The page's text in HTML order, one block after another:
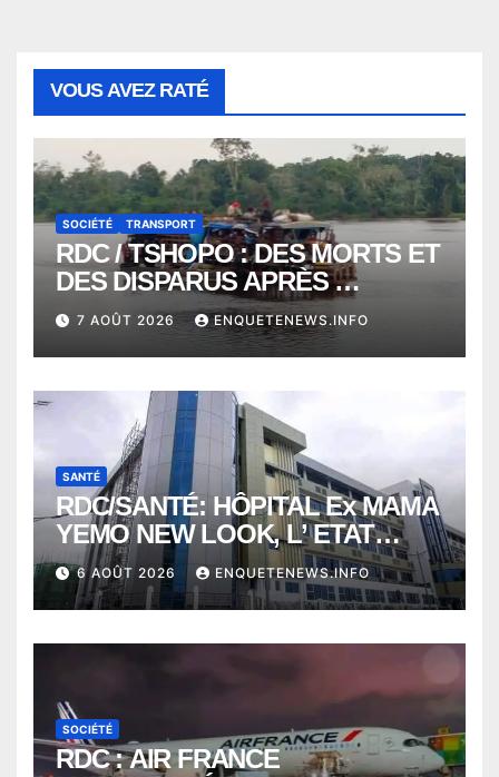
VOUS AVEZ RATÉ
SOCIÉTÉ TRANSPORT
RDC / TSHOPO : DES MORTS ET
DES DISPARUS APRÈS
NAUFRAGE D’UNE BALEINIERE
À QUELQUES KILOMÈTRES DE
KISANGANI
7 AOÛT 2026 ENQUETENEWS.INFO
SANTÉ
RDC/SANTÉ: HÔPITAL Ex MAMA
YEMO NEW LOOK, L’ ETAT
PERD LE CONTROLE
6 AOÛT 2026 ENQUETENEWS.INFO
SOCIÉTÉ
RDC : AIR FRANCE